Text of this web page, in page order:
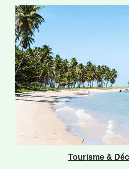
Tourisme &